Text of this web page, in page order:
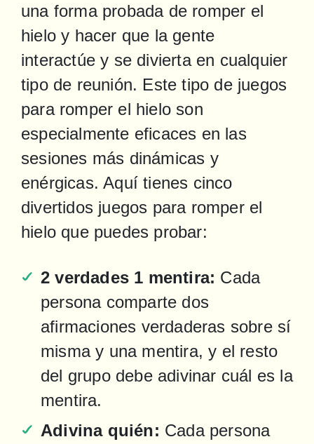
una forma probada de romper el
hielo y hacer que la gente
interactúe y se divierta en cualquier
tipo de reunión. Este tipo de juegos
para romper el hielo son
especialmente eficaces en las
sesiones más dinámicas y
enérgicas. Aquí tienes cinco
divertidos juegos para romper el
hielo que puedes probar:
2 verdades 1 mentira: Cada
persona comparte dos
afirmaciones verdaderas sobre sí
misma y una mentira, y el resto
del grupo debe adivinar cuál es la
mentira.
Adivina quién: Cada persona